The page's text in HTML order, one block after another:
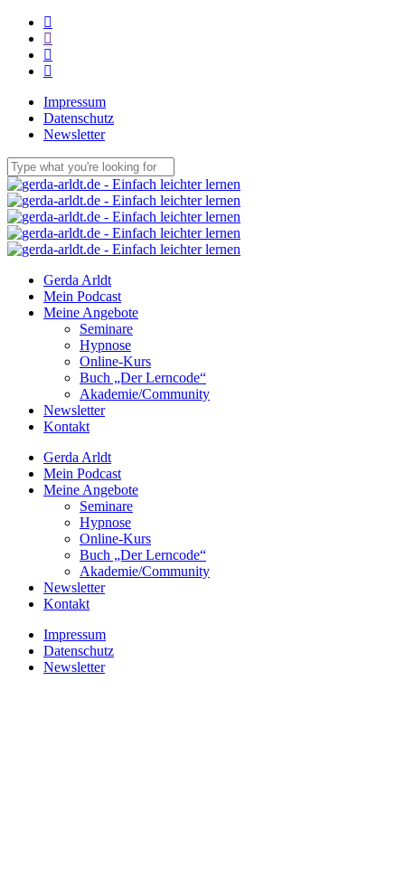
Skip
main
content
facebook
linkedin
youtube
email
Impressum
Datenschutz
Newsletter
Close
Search
Menu
Gerda Arldt
Mein Podcast
Meine Angebote
Seminare
Hypnose
Online-Kurs
Buch „Der Lerncode“
Akademie/Community
Newsletter
Kontakt
Gerda Arldt
Mein Podcast
Meine Angebote
Seminare
Hypnose
Online-Kurs
Buch „Der Lerncode“
Akademie/Community
Newsletter
Kontakt
Impressum
Datenschutz
Newsletter